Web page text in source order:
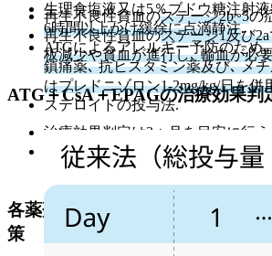
生理食塩液又は5％ブドウ糖注射液
6時間以上かけ緩徐に点滴静注.
ATGによるアレルギー予防のため
鎮痛薬､ 抗ヒスタミン薬及び､ メ
はプレドニゾロン1-2mg/kg/日を併
ステロイドの投与法.
再生不良性貧血のステージ2b~5の
再生不良性貧血のステージ1及び
板減少や貧血が進行し､ 輸血が必
ATG＋CsA＋EPAGの治療効果判
治療効果判定は3ヵ月を目安に行う.
Late responderのこともあり6ヵ月
に経過を観察する.
各薬剤の特徴、用法・用量、主な
策